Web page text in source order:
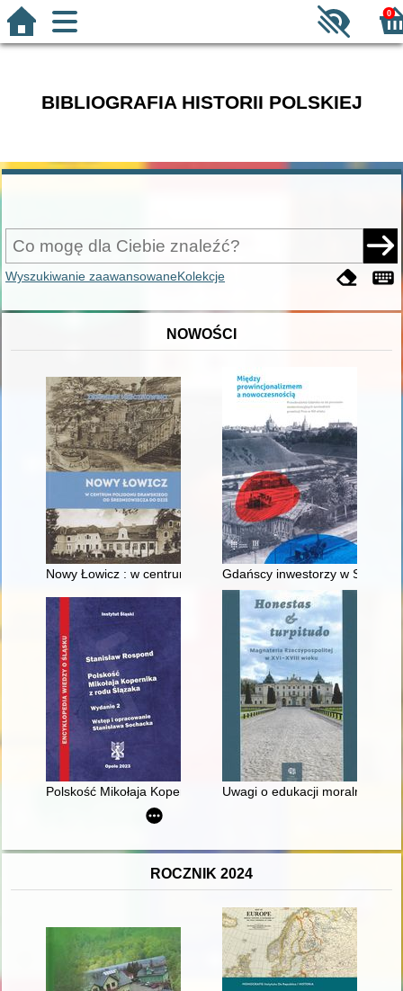
0
BIBLIOGRAFIA HISTORII POLSKIEJ
Wyszukiwanie zaawansowaneKolekcje
NOWOŚCI
Nowy Łowicz : w centrum poligonu drawskiego od
Gdańscy inwestorzy w
Polskość Mikołaja Kopernika z rodu ŚlązakaUwagi o edukacji moralnej
ROCZNIK 2024